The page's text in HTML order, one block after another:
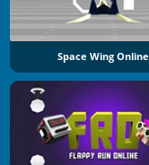
Space Wing Online